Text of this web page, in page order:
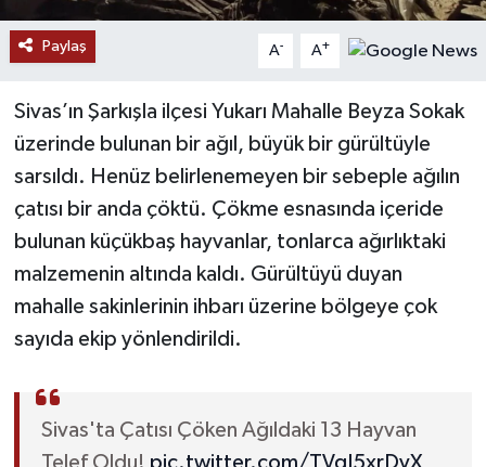
Paylaş A- A+
Sivas’ın Şarkışla ilçesi Yukarı Mahalle Beyza Sokak
üzerinde bulunan bir ağıl, büyük bir gürültüyle
sarsıldı. Henüz belirlenemeyen bir sebeple ağılın
çatısı bir anda çöktü. Çökme esnasında içeride
bulunan küçükbaş hayvanlar, tonlarca ağırlıktaki
malzemenin altında kaldı. Gürültüyü duyan
mahalle sakinlerinin ihbarı üzerine bölgeye çok
sayıda ekip yönlendirildi.
Sivas'ta Çatısı Çöken Ağıldaki 13 Hayvan
Telef Oldu! pic.twitter.com/TVgJ5xrDvX
TEKNOLOJİ
YAŞAM